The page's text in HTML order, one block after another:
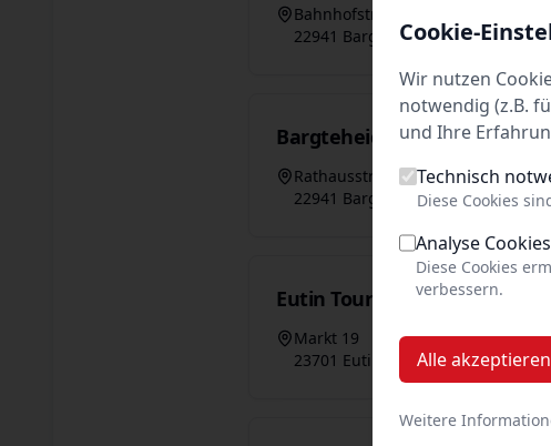
Bahnhofstrasse 5
22941 Bargteheide
Bargteheider Buchhandlung
Rathausstrasse 25
22941 Bargteheide
Eutin Tourismus GmbH
Markt 19
23701 Eutin
Cookie-
Wir nutzen
notwendig (z.B.
und Ihre
Technisch
Diese Cookies
Analyse Cookies
Diese Cookies
verbessern.
Alle akzeptieren
Weitere